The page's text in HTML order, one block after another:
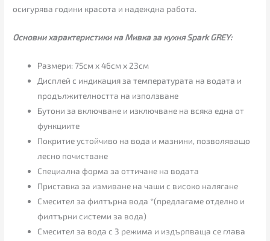
осигурява години красота и надеждна работа.
Основни характеристики на Мивка за кухня Spark GREY:
Размери: 75см х 46см х 23см
Дисплей с индикация за температурата на водата и
продължителността на използване
Бутони за включване и изключване на всяка една от
функциите
Покритие устойчиво на вода и мазнини, позволяващо
лесно почистване
Специална форма за оттичане на водата
Приставка за измиване на чаши с високо налягане
Смесител за филтърна вода *(предлагаме отделно и
филтърни системи за вода)
Смесител за вода с 3 режима и издърпваща се глава